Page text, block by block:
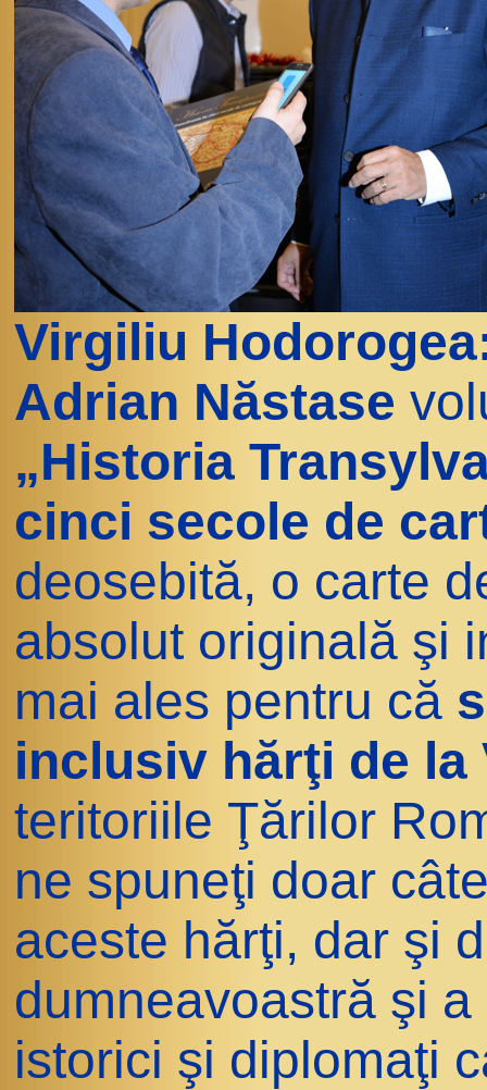
Virgiliu
Adrian Năstase
„Historia
cinci secole de
deosebită, o carte
absolut originală şi
mai ales pentru că
inclusiv hărţi de
teritoriile Ţărilor
ne spuneţi doar
aceste hărţi, dar şi
dumneavoastră şi
istorici şi diplomaţi